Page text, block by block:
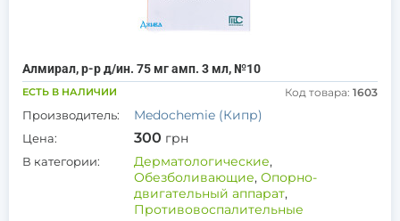
Алмирал, р-р д/ин. 75 мг амп. 3 мл, №10
ЕСТЬ В НАЛИЧИИ Код товара: 1603
Производитель: Medochemie (Кипр)
Цена: 300 грн
В категории: Дерматологические,
Обезболивающие, Опорно-
двигательный аппарат,
Противовоспалительные